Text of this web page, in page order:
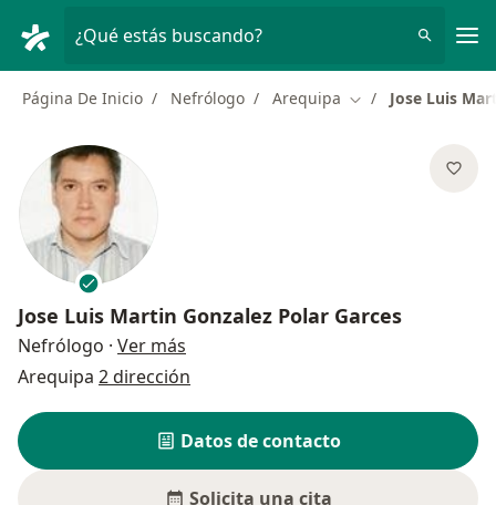
¿Qué estás buscando?
Página De Inicio Nefrólogo Arequipa Cambiar de ciudad
Jose Luis
Jose Luis Martin Gonzalez Polar Garces
Nefrólogo · Ver más
Arequipa 2 dirección
Datos de contacto
Solicita una cita